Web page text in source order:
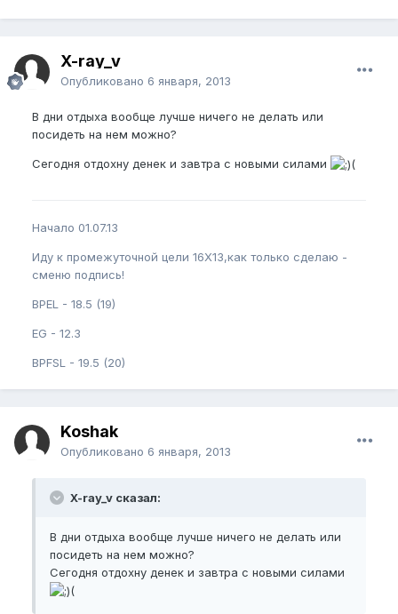
X-ray_v
Опубликовано 6 января, 2013
В дни отдыха вообще лучше ничего не делать или
посидеть на нем можно?
Сегодня отдохну денек и завтра с новыми силами (
Начало 01.07.13
Иду к промежуточной цели 16Х13,как только сделаю -
сменю подпись!
BPEL - 18.5 (19)
EG - 12.3
BPFSL - 19.5 (20)
Koshak
Опубликовано 6 января, 2013
X-ray_v сказал:
В дни отдыха вообще лучше ничего не делать или
посидеть на нем можно?
Сегодня отдохну денек и завтра с новыми силами
(